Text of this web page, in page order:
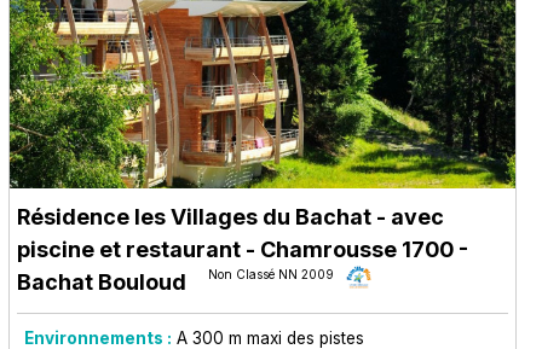
Résidence les Villages du Bachat - avec
piscine et restaurant - Chamrousse 1700 -
Bachat Bouloud
Non Classé NN 2009
Environnements : A 300 m maxi des pistes